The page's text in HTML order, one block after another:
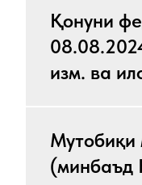
Қонуни
изм. ва
Мутобиқи